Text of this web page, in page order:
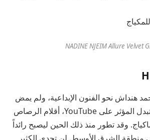
NADINE NJEIM Allure Velvet
هنداش نحو الفنون الإبداعية، ولم يمض
وقت طويل حتى استبدل المؤثر على YouTube، أقلام الرصاص
وقد تطور منذ ذلك الحين ليصبح رائداً
منطقة الشرق الأوسط. لن تجدي الكثير